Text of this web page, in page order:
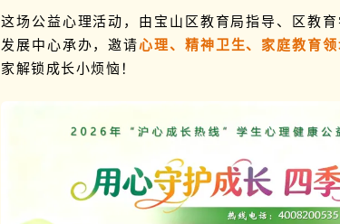
这场公益心理活动，由宝山区教育局指导、区教
发展中心承办，邀请心理、精神卫生、家庭教育
家解锁成长小烦恼！